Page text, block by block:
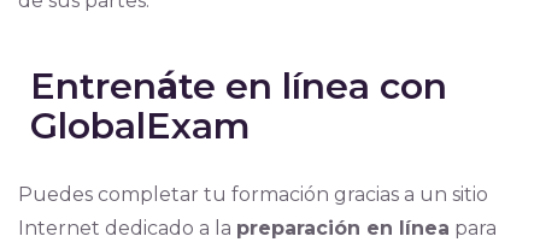
Entrenáte en línea con
GlobalExam
Puedes completar tu formación gracias a un sitio
Internet dedicado a la preparación en línea para